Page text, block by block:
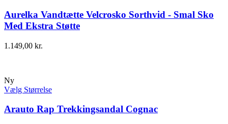
Aurelka Vandtætte Velcrosko Sorthvid - Smal Sko
Med Ekstra Støtte
1.149,00 kr.
Ny
Vælg Størrelse
Arauto Rap Trekkingsandal Cognac